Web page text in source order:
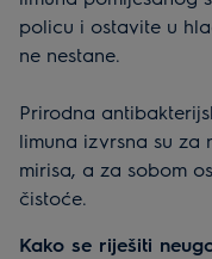
policu i ostavite u
ne nestane.
Prirodna
limuna izvrsna su za
mirisa, a za sobom
čistoće.
Kako se riješiti